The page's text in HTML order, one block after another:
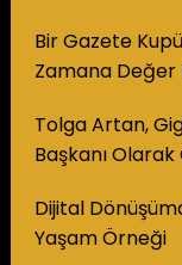
Bir Gazete
Zamana Değer
Tolga Artan,
Başkanı
Dijital
Yaşam Örneği